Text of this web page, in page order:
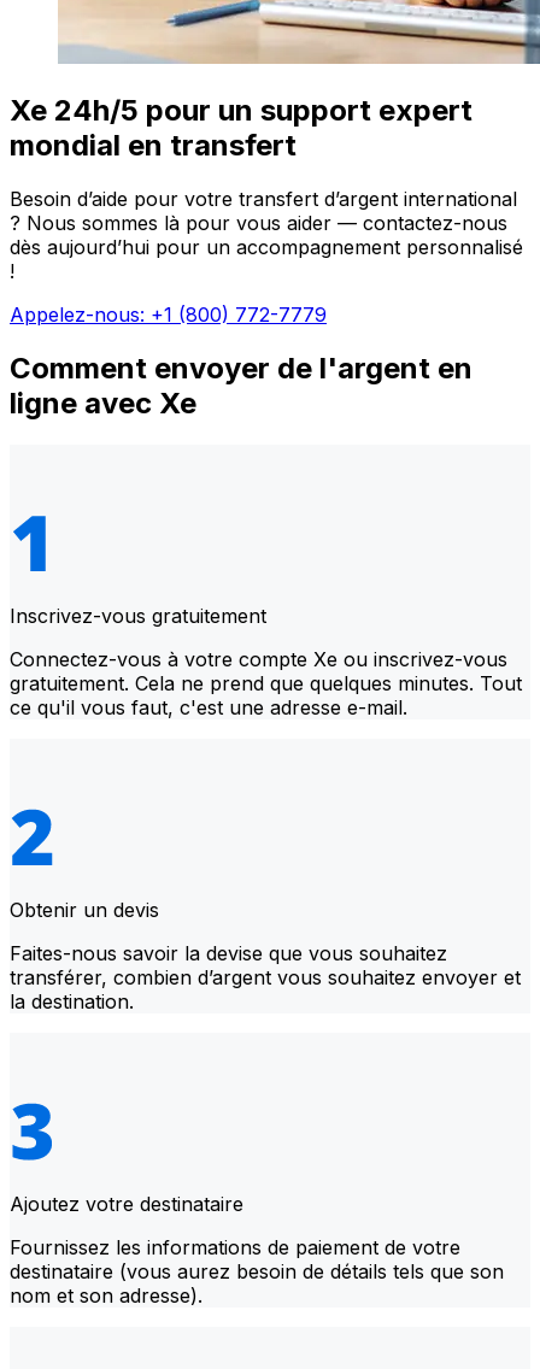
Xe 24h/5 pour un support expert
mondial en transfert
Besoin d’aide pour votre transfert d’argent international
? Nous sommes là pour vous aider — contactez-nous
dès aujourd’hui pour un accompagnement personnalisé
!
Appelez-nous: +1 (800) 772-7779
Comment envoyer de l'argent en
ligne avec Xe
Inscrivez-vous gratuitement
Connectez-vous à votre compte Xe ou inscrivez-vous
gratuitement. Cela ne prend que quelques minutes. Tout
ce qu'il vous faut, c'est une adresse e-mail.
Obtenir un devis
Faites-nous savoir la devise que vous souhaitez
transférer, combien d’argent vous souhaitez envoyer et
la destination.
Ajoutez votre destinataire
Fournissez les informations de paiement de votre
destinataire (vous aurez besoin de détails tels que son
nom et son adresse).